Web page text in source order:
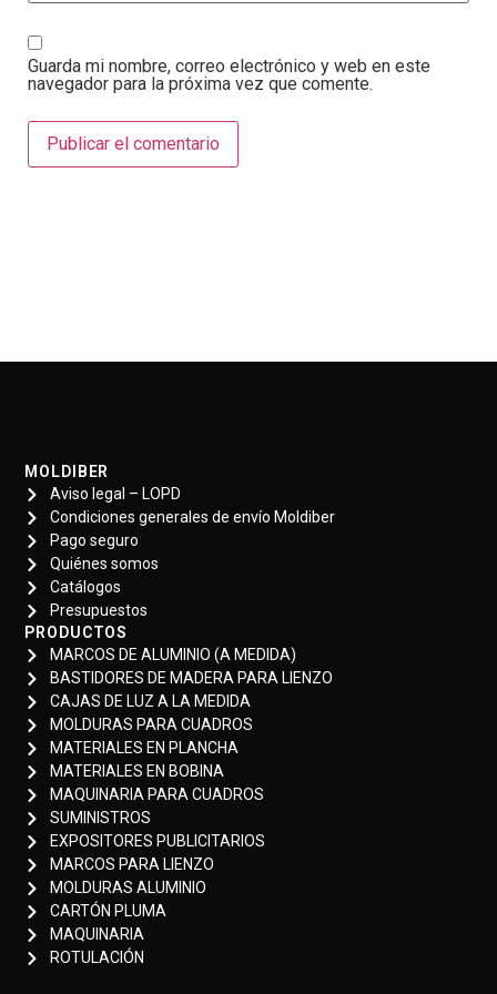
Guarda mi nombre, correo electrónico y web en este
navegador para la próxima vez que comente.
MOLDIBER
Aviso legal – LOPD
Condiciones generales de envío Moldiber
Pago seguro
Quiénes somos
Catálogos
Presupuestos
PRODUCTOS
MARCOS DE ALUMINIO (A MEDIDA)
BASTIDORES DE MADERA PARA LIENZO
CAJAS DE LUZ A LA MEDIDA
MOLDURAS PARA CUADROS
MATERIALES EN PLANCHA
MATERIALES EN BOBINA
MAQUINARIA PARA CUADROS
SUMINISTROS
EXPOSITORES PUBLICITARIOS
MARCOS PARA LIENZO
MOLDURAS ALUMINIO
CARTÓN PLUMA
MAQUINARIA
ROTULACIÓN